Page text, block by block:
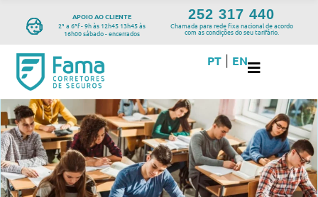
APOIO AO CLIENTE
2ª a 6ªf - 9h às 12h45 13h45 às
16h00 sábado - encerrados
252 317 440
Chamada para rede fixa nacional de acordo
com as condições do seu tarifário.
PT EN